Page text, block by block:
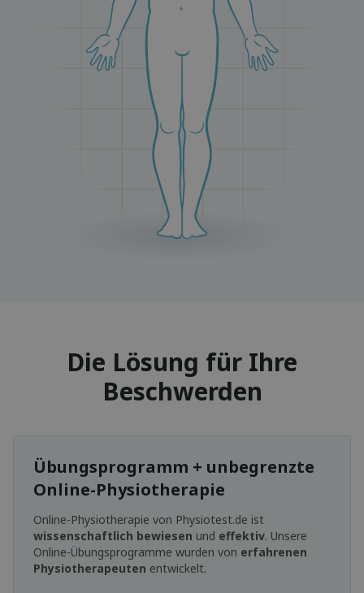
Die Lösung für Ihre
Beschwerden
Übungsprogramm + unbegrenzte
Online-Physiotherapie
Online-Physiotherapie von Physiotest.de ist
wissenschaftlich bewiesen und effektiv. Unsere
Online-Übungsprogramme wurden von erfahrenen
Physiotherapeuten entwickelt.